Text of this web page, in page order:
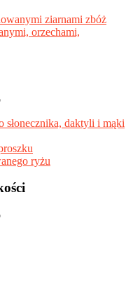
ziarnami zbóż
orzechami,
słonecznika, daktyli i mąki
ryżu